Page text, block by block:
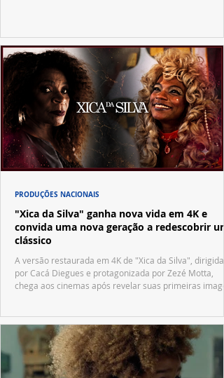
"Xica da Silva" ganha nova vida em 4K e
convida uma nova geração a redescobrir um
clássico
A versão restaurada em 4K de "Xica da Silva", dirigida
por Cacá Diegues e protagonizada por Zezé Motta,
chega aos cinemas após revelar suas primeiras
PRODUÇÕES NACIONAIS